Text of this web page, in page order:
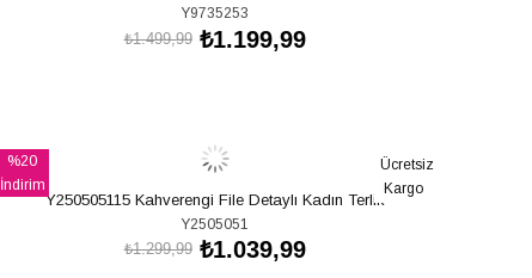
Y9735253
₺1.199,99
₺1.499,99
%20
İndirim
%20İndirim
Ücretsiz
Kargo
Y250505115 Kahverengi File Detaylı Kadın Terlik
Y2505051
₺1.039,99
₺1.299,99